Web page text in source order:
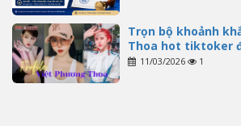
Trọn bộ khoảnh
Thoa hot tiktoker
11/03/2026 1